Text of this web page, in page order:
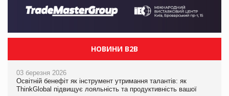
НОВИНИ B2B
03 березня 2026
Освітній бенефіт як інструмент утримання талантів: як
ThinkGlobal підвищує лояльність та продуктивність вашої